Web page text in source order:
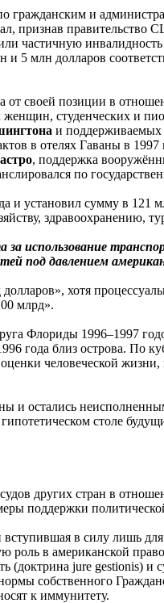
гражданским и
признав
частичную
5 млн долларов
своей позиции в
студенческих и
и поддерживаемых
в отелях Гаваны в
, поддержка
по
и установил сумму в 121
здравоохранению,
под давлением
хотя
млрд».
Флориды 1996–1997
года близ острова. По
человеческой
остались
столе
других стран в
поддержки
в силу лишь
роль в американской
(доктрина jure gestionis)
собственного
к иммунитету.